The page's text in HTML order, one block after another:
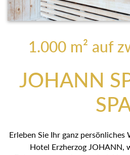
1.000 m² auf
JOHANN
Erleben Sie Ihr ganz
SPA Hotel Erzherzog